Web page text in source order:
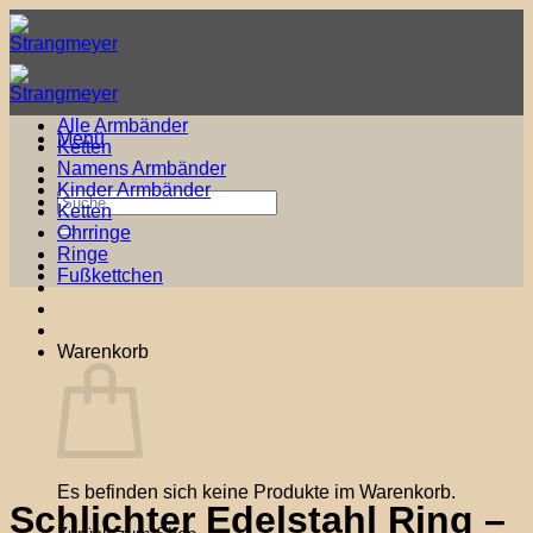
Zum
Inhalt
springen
Menü
Suche
nach:
Warenkorb
Es befinden sich keine Produkte im Warenkorb.
Alle Armbänder
Ketten
Namens Armbänder
Kinder Armbänder
Ketten
Ohrringe
Ringe
Fußkettchen
Schlichter Edelstahl Ring –